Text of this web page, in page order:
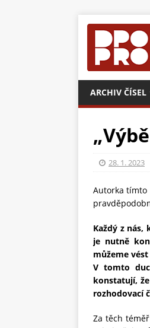
ARCHIV ČÍSEL
28. 1. 2023
Autorka tímto
Každý z nás,
je nutně
můžeme
V tomto
konstatují,
rozhodovací
Za těch